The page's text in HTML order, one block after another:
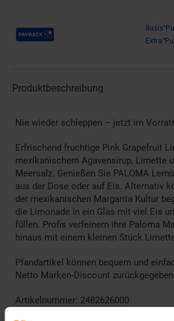
Payback Punkte
Produktbeschreibung
Nie wieder schleppen – jetzt im
Erfrischend fruchtige Pink Grapefruit
mexikanischem Agavensirup, Limette
Meersalz. Genießen Sie PALOMA
aus der Dose oder auf Eis. Alternativ
der mexikanischen Margarita Kultur
die Limonade in ein Glas mit viel Eis
füllen. Profis verfeinern ihre Paloma
hinaus mit einem kleinen Stück
Pfandartikel können bequem und
Netto Marken-Discount
Artikelnummer: 2482626000